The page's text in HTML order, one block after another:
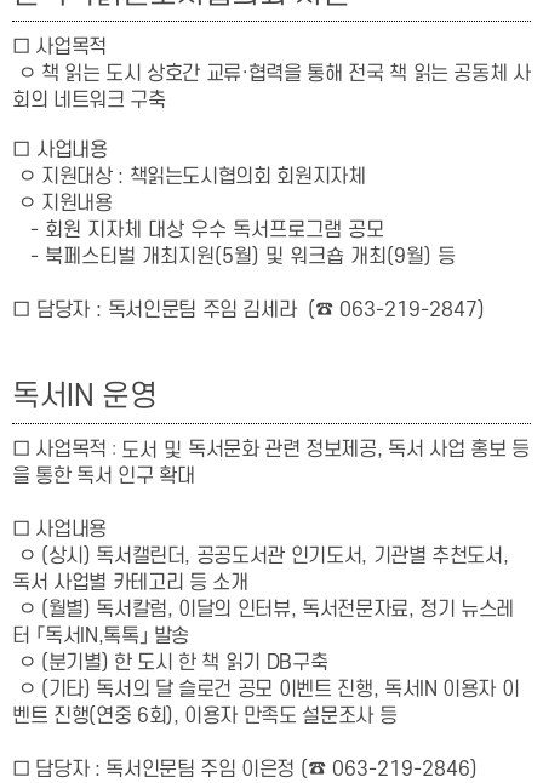
□ 사업목적
ㅇ 책 읽는 도시 상호간 교류·협력을 통해 전국 책 읽는 공동체 사
회의 네트워크 구축
□ 사업내용
ㅇ 지원대상 : 책읽는도시협의회 회원지자체
ㅇ 지원내용
- 회원 지자체 대상 우수 독서프로그램 공모
- 북페스티벌 개최지원(5월) 및 워크숍 개최(9월) 등
□ 담당자 : 독서인문팀 주임 김세라 (☎ 063-219-2847)
독서IN 운영
□ 사업목적 : 도서 및 독서문화 관련 정보제공, 독서 사업 홍보 등
을 통한 독서 인구 확대
□ 사업내용
ㅇ (상시) 독서캘린더, 공공도서관 인기도서, 기관별 추천도서,
독서 사업별 카테고리 등 소개
ㅇ (월별) 독서칼럼, 이달의 인터뷰, 독서전문자료, 정기 뉴스레
터 「독서IN,톡톡」 발송
ㅇ (분기별) 한 도시 한 책 읽기 DB구축
ㅇ (기타) 독서의 달 슬로건 공모 이벤트 진행, 독서IN 이용자 이
벤트 진행(연중 6회), 이용자 만족도 설문조사 등
□ 담당자: 독서인문팀 주임 이은정 (☎ 063-219-2846)